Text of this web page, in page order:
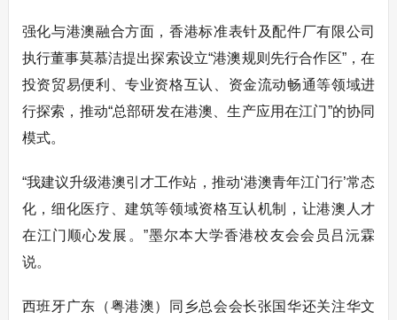
强化与港澳融合方面，香港标准表针及配件厂有限公司
执行董事莫慕洁提出探索设立“港澳规则先行合作区”，在
投资贸易便利、专业资格互认、资金流动畅通等领域进
行探索，推动“总部研发在港澳、生产应用在江门”的协同
模式。
“我建议升级港澳引才工作站，推动‘港澳青年江门行’常态
化，细化医疗、建筑等领域资格互认机制，让港澳人才
在江门顺心发展。”墨尔本大学香港校友会会员吕沅霖
说。
西班牙广东（粤港澳）同乡总会会长张国华还关注华文